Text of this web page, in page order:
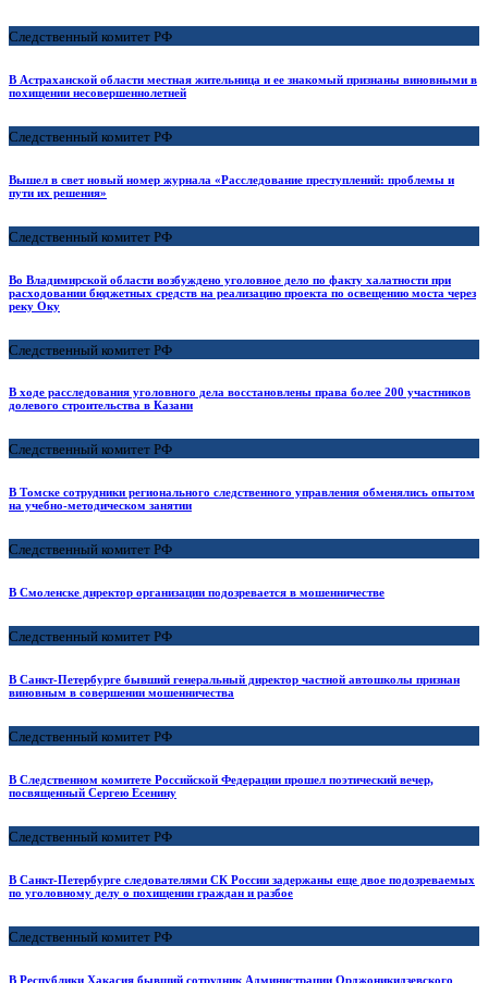
Следственный комитет РФ
В Астраханской области местная жительница и ее знакомый признаны виновными в
похищении несовершеннолетней
Следственный комитет РФ
Вышел в свет новый номер журнала «Расследование преступлений: проблемы и
пути их решения»
Следственный комитет РФ
Во Владимирской области возбуждено уголовное дело по факту халатности при
расходовании бюджетных средств на реализацию проекта по освещению моста через
реку Оку
Следственный комитет РФ
В ходе расследования уголовного дела восстановлены права более 200 участников
долевого строительства в Казани
Следственный комитет РФ
В Томске сотрудники регионального следственного управления обменялись опытом
на учебно-методическом занятии
Следственный комитет РФ
В Смоленске директор организации подозревается в мошенничестве
Следственный комитет РФ
В Санкт-Петербурге бывший генеральный директор частной автошколы признан
виновным в совершении мошенничества
Следственный комитет РФ
В Следственном комитете Российской Федерации прошел поэтический вечер,
посвященный Сергею Есенину
Следственный комитет РФ
В Санкт-Петербурге следователями СК России задержаны еще двое подозреваемых
по уголовному делу о похищении граждан и разбое
Следственный комитет РФ
В Республики Хакасия бывший сотрудник Администрации Орджоникидзевского